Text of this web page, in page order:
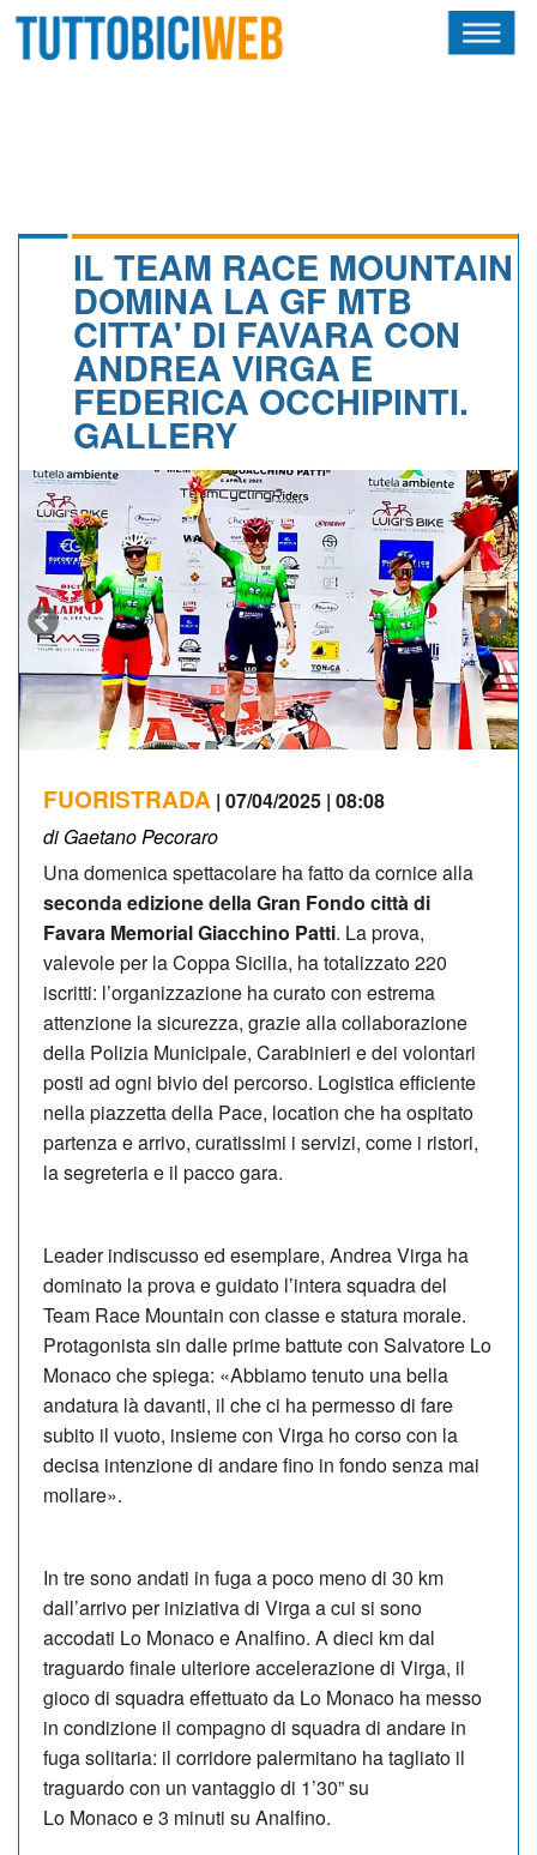
CALENDARIO
ALBI D'ORO
NEWSLETTER
IL TEAM RACE MOUNTAIN
DOMINA LA GF MTB
CITTA' DI FAVARA CON
ANDREA VIRGA E
FEDERICA OCCHIPINTI.
GALLERY
FUORISTRADA | 07/04/2025 | 08:08
di Gaetano Pecoraro
Una domenica spettacolare ha fatto da cornice alla
seconda edizione della Gran Fondo città di
Favara Memorial Giacchino Patti. La prova,
valevole per la Coppa Sicilia, ha totalizzato 220
iscritti: l’organizzazione ha curato con estrema
attenzione la sicurezza, grazie alla collaborazione
della Polizia Municipale, Carabinieri e dei volontari
posti ad ogni bivio del percorso. Logistica efficiente
nella piazzetta della Pace, location che ha ospitato
partenza e arrivo, curatissimi i servizi, come i ristori,
la segreteria e il pacco gara.
Leader indiscusso ed esemplare, Andrea Virga ha
dominato la prova e guidato l’intera squadra del
Team Race Mountain con classe e statura morale.
Protagonista sin dalle prime battute con Salvatore Lo
Monaco che spiega: «Abbiamo tenuto una bella
andatura là davanti, il che ci ha permesso di fare
subito il vuoto, insieme con Virga ho corso con la
decisa intenzione di andare fino in fondo senza mai
mollare».
In tre sono andati in fuga a poco meno di 30 km
dall’arrivo per iniziativa di Virga a cui si sono
accodati Lo Monaco e Analfino. A dieci km dal
traguardo finale ulteriore accelerazione di Virga, il
gioco di squadra effettuato da Lo Monaco ha messo
in condizione il compagno di squadra di andare in
fuga solitaria: il corridore palermitano ha tagliato il
traguardo con un vantaggio di 1’30” su
Lo Monaco e 3 minuti su Analfino.